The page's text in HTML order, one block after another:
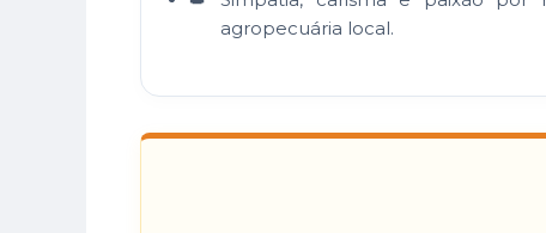
agropecuária local.